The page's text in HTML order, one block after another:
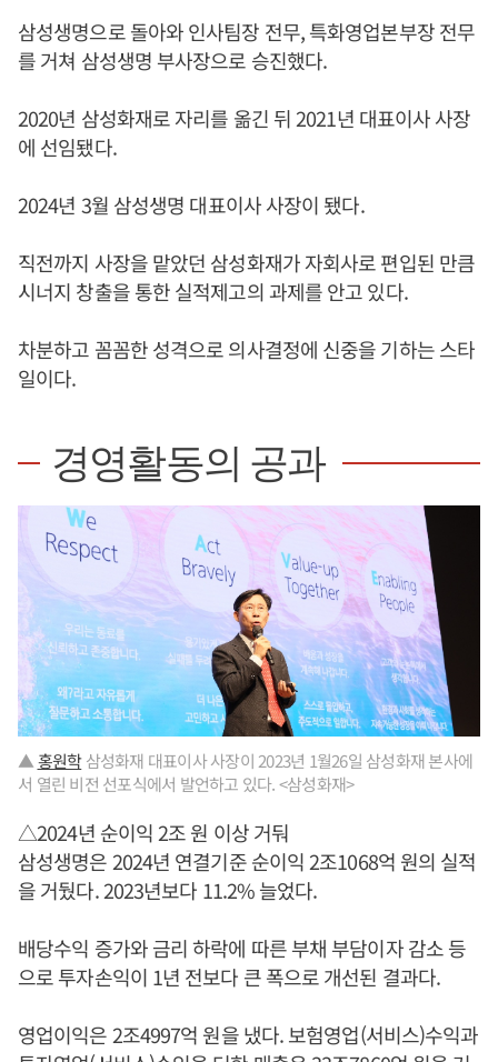
삼성생명으로 돌아와 인사팀장 전무, 특화영업본부장 전무
를 거쳐 삼성생명 부사장으로 승진했다.
2020년 삼성화재로 자리를 옮긴 뒤 2021년 대표이사 사장
에 선임됐다.
2024년 3월 삼성생명 대표이사 사장이 됐다.
직전까지 사장을 맡았던 삼성화재가 자회사로 편입된 만큼
시너지 창출을 통한 실적제고의 과제를 안고 있다.
차분하고 꼼꼼한 성격으로 의사결정에 신중을 기하는 스타
일이다.
경영활동의 공과
▲홍원학삼성화재 대표이사 사장이 2023년 1월26일 삼성화재 본사에
서 열린 비전 선포식에서 발언하고 있다. <삼성화재>
△2024년 순이익 2조 원 이상 거둬
삼성생명은 2024년 연결기준 순이익 2조1068억 원의 실적
을 거뒀다. 2023년보다 11.2% 늘었다.
배당수익 증가와 금리 하락에 따른 부채 부담이자 감소 등
으로 투자손익이 1년 전보다 큰 폭으로 개선된 결과다.
영업이익은 2조4997억 원을 냈다. 보험영업(서비스)수익과